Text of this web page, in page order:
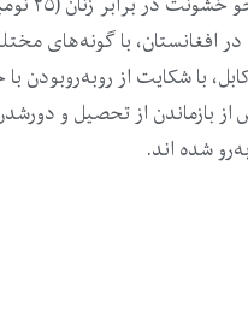
افغانستان، با گونه‌های
با شکایت از روبه‌روبودن
بازماندن از تحصیل و
شده اند.